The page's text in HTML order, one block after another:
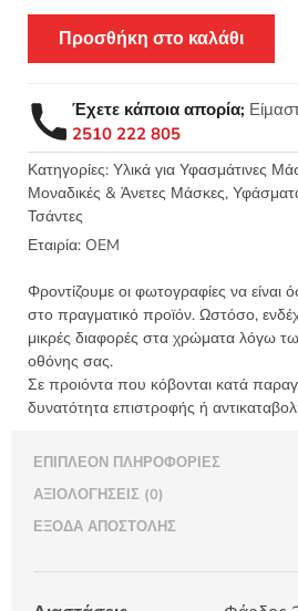
Προσθήκη στο καλάθι
Έχετε κάποια απορία;
2510 222 805
Κατηγορίες: Υλικά για Υφασμάτινες
Μοναδικές & Άνετες Μάσκες,
Τσάντες
Εταιρία: OEM
Φροντίζουμε οι φωτογραφίες να είναι
στο πραγματικό προϊόν. Ωστόσο,
μικρές διαφορές στα χρώματα λόγω
οθόνης σας.
Σε προιόντα που κόβονται κατά
δυνατότητα επιστροφής ή
ΕΠΙΠΛΈΟΝ ΠΛΗΡΟΦΟΡΊΕΣ
ΑΞΙΟΛΟΓΉΣΕΙΣ (0)
ΈΞΟΔΑ ΑΠΟΣΤΟΛΉΣ